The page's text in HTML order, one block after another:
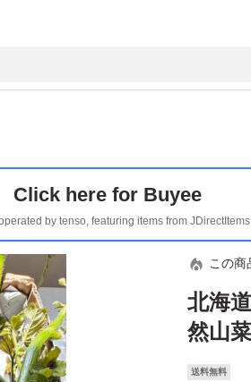
Click here for Buyee
by tenso, featuring items from
この商
北海
然山
送料無料